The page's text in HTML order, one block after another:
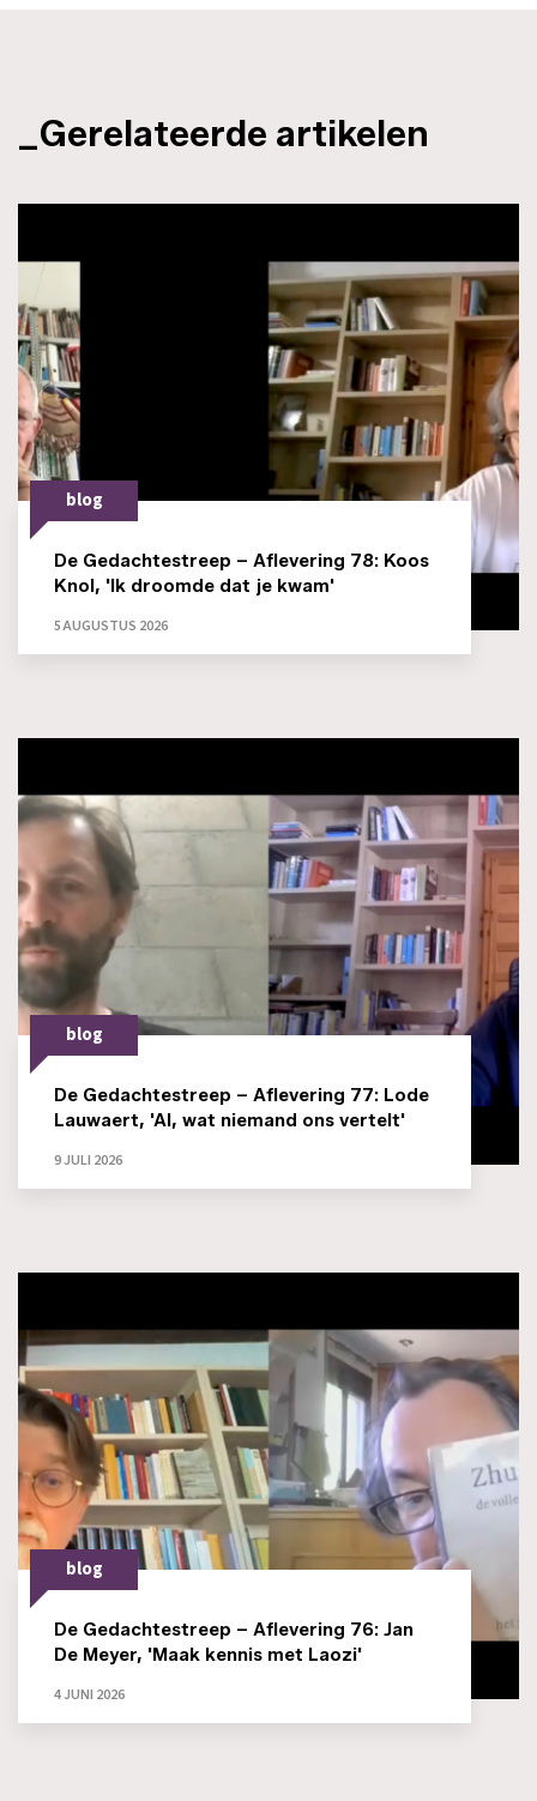
_Gerelateerde artikelen
blog
De Gedachtestreep – Aflevering 78: Koos
Knol, 'Ik droomde dat je kwam'
5 AUGUSTUS 2026
blog
De Gedachtestreep – Aflevering 77: Lode
Lauwaert, 'AI, wat niemand ons vertelt'
9 JULI 2026
blog
De Gedachtestreep – Aflevering 76: Jan
De Meyer, 'Maak kennis met Laozi'
4 JUNI 2026